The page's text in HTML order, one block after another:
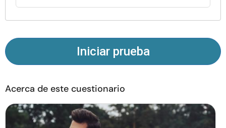
Encuentra un terapeuta
Idioma ES
nosotros
© Copyright 2026. Todos los derechos reservados.
Iniciar prueba
Acerca de este cuestionario